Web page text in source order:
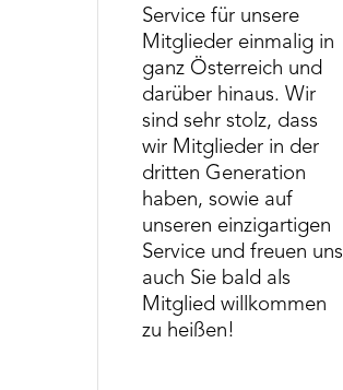
Service für unsere
Mitglieder einmalig in
ganz Österreich und
darüber hinaus. Wir
sind sehr stolz, dass
wir Mitglieder in der
dritten Generation
haben, sowie auf
unseren einzigartigen
Service und freuen uns
auch Sie bald als
Mitglied willkommen
zu heißen!